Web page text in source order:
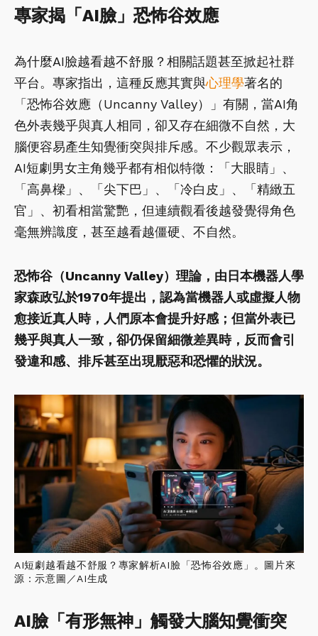
專家揭「AI臉」恐怖谷效應
為什麼AI臉越看越不舒服？相關話題甚至掀起社群
平台。專家指出，這種反應其實與心理學著名的
「恐怖谷效應（Uncanny Valley）」有關，當AI角
色外表幾乎與真人相同，卻又存在細微不自然，大
腦便容易產生知覺衝突與排斥感。不少觀眾表示，
AI短劇男女主角幾乎都有相似特徵：「大眼睛」、
「高鼻樑」、「尖下巴」、「冷白皮」、「精緻五
官」、初看相當驚艷，但連續觀看後越發覺得角色
毫無辨識度，甚至越看越僵硬、不自然。
恐怖谷（Uncanny Valley）理論，由日本機器人學
家森政弘於1970年提出，認為當機器人或虛擬人物
愈接近真人時，人們原本會提升好感；但當外表已
幾乎與真人一致，卻仍保留細微差異時，反而會引
發違和感、排斥甚至出現厭惡和恐懼的狀況。
AI短劇越看越不舒服？專家解析AI臉「恐怖谷效應」。圖片來
源：示意圖／AI生成
AI臉「有形無神」觸發大腦知覺衝突